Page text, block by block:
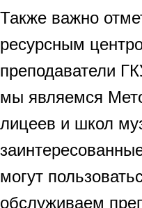
Также важно
ресурсным
преподаватели
мы являемся
лицеев и школ
могут
обслуживаем